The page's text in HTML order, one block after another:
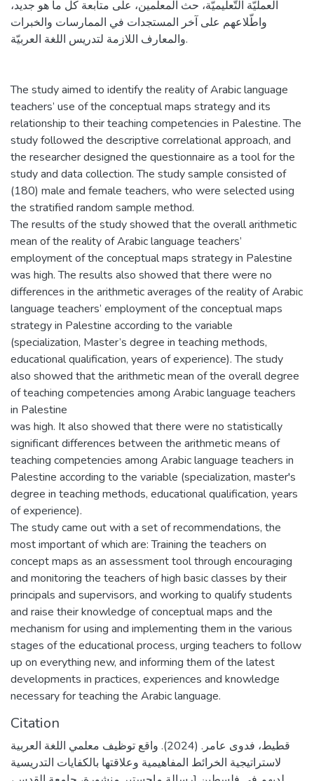
العمليّة التّعليميّة، حث المعلّمين، على متابعة كل ما هو جديد،
واطّلاعهم على آخر المستجدات في الممارسات والخبرات
والمعارف اللازمة لتدريس اللغة العربيّة.
The study aimed to identify the reality of Arabic language
teachers’ use of the conceptual maps strategy and its
relationship to their teaching competencies in Palestine. The
study followed the descriptive correlational approach, and
the researcher designed the questionnaire as a tool for the
study and data collection. The study sample consisted of
(180) male and female teachers, who were selected using
the stratified random sample method.
The results of the study showed that the overall arithmetic
mean of the reality of Arabic language teachers’
employment of the conceptual maps strategy in Palestine
was high. The results also showed that there were no
differences in the arithmetic averages of the reality of Arabic
language teachers’ employment of the conceptual maps
strategy in Palestine according to the variable
(specialization, Master’s degree in teaching methods,
educational qualification, years of experience). The study
also showed that the arithmetic mean of the overall degree
of teaching competencies among Arabic language teachers
in Palestine
was high. It also showed that there were no statistically
significant differences between the arithmetic means of
teaching competencies among Arabic language teachers in
Palestine according to the variable (specialization, master's
degree in teaching methods, educational qualification, years
of experience).
The study came out with a set of recommendations, the
most important of which are: Training the teachers on
concept maps as an assessment tool through encouraging
and monitoring the teachers of high basic classes by their
principals and supervisors, and working to qualify students
and raise their knowledge of conceptual maps and the
mechanism for using and implementing them in the various
stages of the educational process, urging teachers to follow
up on everything new, and informing them of the latest
developments in practices, experiences and knowledge
necessary for teaching the Arabic language.
Citation
قطيط، فدوى عامر. (2024). واقع توظيف معلمي اللغة العربية
لاستراتيجية الخرائط المفاهيمية وعلاقتها بالكفايات التدريسية